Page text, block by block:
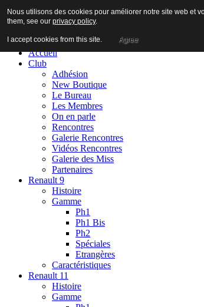
Accueil
Club
Adhésion
New Boutique
Le Bureau
Les Membres
On en parle
Rencontres
Galerie Rencontres
Vidéos Rencontres
Galerie des Miss
Partenaires
Renault 9
Histoire
Gamme
Ph1
Ph1 Bis
Ph2
Spéciales
Etrangères
Caractéristiques
Renault 11
Histoire
Gamme
Nous utilisons des cookies pour améliorer notre site web et
them, see our privacy policy.
I accept cookies from this site. Agree